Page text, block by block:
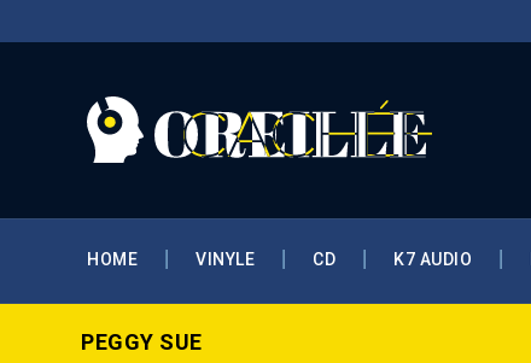
HOME VINYLE CD K7 AUDIO
PEGGY SUE